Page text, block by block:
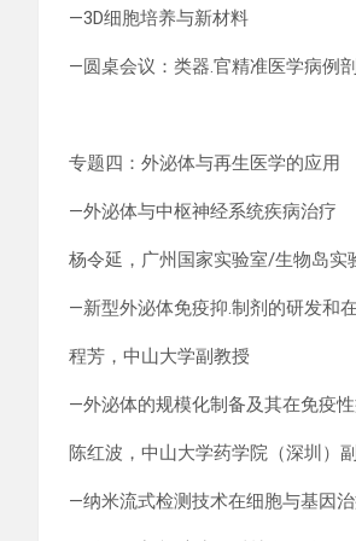
—3D细胞培养与新材料
—圆桌会议：类器.官精准医学病例
专题四：外泌体与再生医学的应用
—外泌体与中枢神经系统疾病治疗
杨令延，广州国家实验室/生物岛实
—新型外泌体免疫抑.制剂的研发和
程芳，中山大学副教授
—外泌体的规模化制备及其在免疫
陈红波，中山大学药学院（深圳）
—纳米流式检测技术在细胞与基因